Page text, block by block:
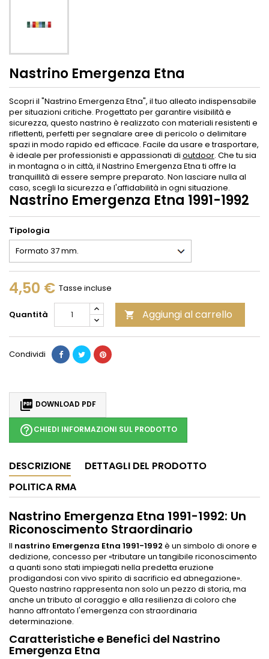
Nastrino Emergenza Etna
Scopri il "Nastrino Emergenza Etna", il tuo alleato indispensabile
per situazioni critiche. Progettato per garantire visibilità e
sicurezza, questo nastrino è realizzato con materiali resistenti e
riflettenti, perfetti per segnalare aree di pericolo o delimitare
spazi in modo rapido ed efficace. Facile da usare e trasportare,
è ideale per professionisti e appassionati di outdoor. Che tu sia
in montagna o in città, il Nastrino Emergenza Etna ti offre la
tranquillità di essere sempre preparato. Non lasciare nulla al
caso, scegli la sicurezza e l'affidabilità in ogni situazione.
Nastrino Emergenza Etna 1991-1992
Tipologia
4,50 € Tasse incluse
Quantità  Aggiungi al carrello
Condividi
 DOWNLOAD PDF
help_outlineCHIEDI INFORMAZIONI SUL PRODOTTO
DESCRIZIONE
DETTAGLI DEL PRODOTTO
POLITICA RMA
Nastrino Emergenza Etna 1991-1992: Un
Riconoscimento Straordinario
Il nastrino Emergenza Etna 1991-1992 è un simbolo di onore e
dedizione, concesso per «tributare un tangibile riconoscimento
a quanti sono stati impiegati nella predetta eruzione
prodigandosi con vivo spirito di sacrificio ed abnegazione».
Questo nastrino rappresenta non solo un pezzo di storia, ma
anche un tributo al coraggio e alla resilienza di coloro che
hanno affrontato l'emergenza con straordinaria
determinazione.
Caratteristiche e Benefici del Nastrino
Emergenza Etna